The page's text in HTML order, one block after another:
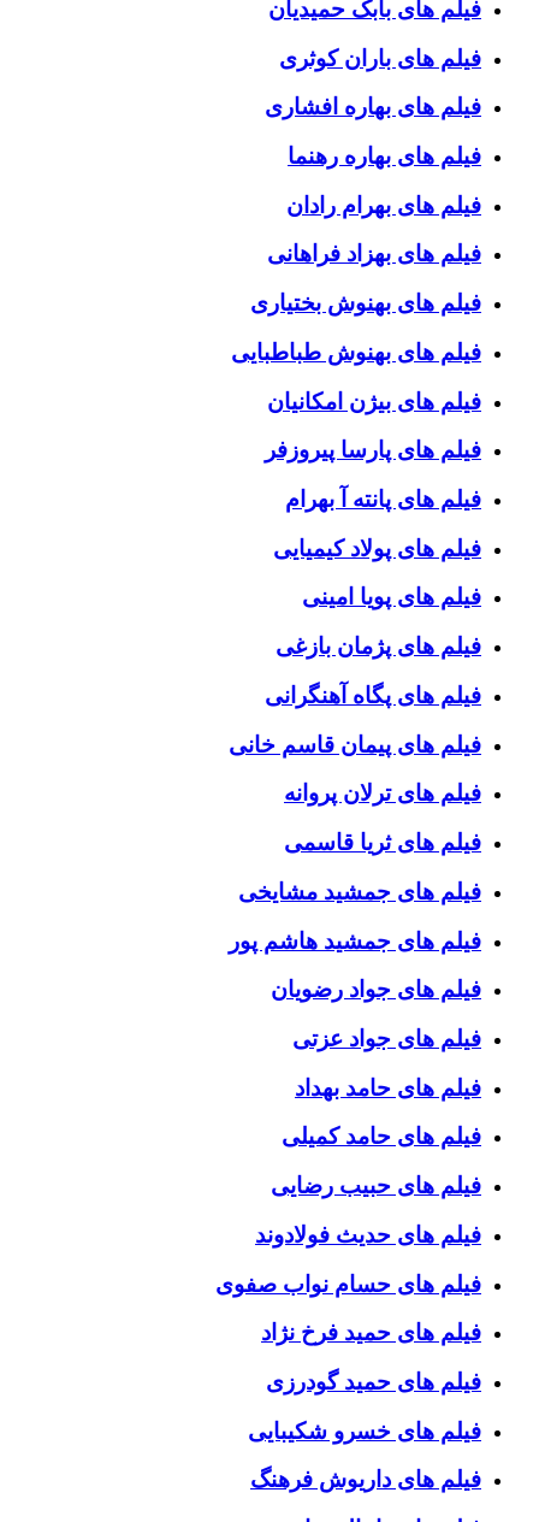
فیلم های بابک حمیدیان
فیلم های باران کوثری
فیلم های بهاره افشاری
فیلم های بهاره رهنما
فیلم های بهرام رادان
فیلم های بهزاد فراهانی
فیلم های بهنوش بختیاری
فیلم های بهنوش طباطبایی
فیلم های بیژن امکانیان
فیلم های پارسا پیروزفر
فیلم های پانته آ بهرام
فیلم های پولاد کیمیایی
فیلم های پویا امینی
فیلم های پژمان بازغی
فیلم های پگاه آهنگرانی
فیلم های پیمان قاسم خانی
فیلم های ترلان پروانه
فیلم های ثریا قاسمی
فیلم های جمشید مشایخی
فیلم های جمشید هاشم پور
فیلم های جواد رضویان
فیلم های جواد عزتی
فیلم های حامد بهداد
فیلم های حامد کمیلی
فیلم های حبیب رضایی
فیلم های حدیث فولادوند
فیلم های حسام نواب صفوی
فیلم های حمید فرخ نژاد
فیلم های حمید گودرزی
فیلم های خسرو شکیبایی
فیلم های داریوش فرهنگ